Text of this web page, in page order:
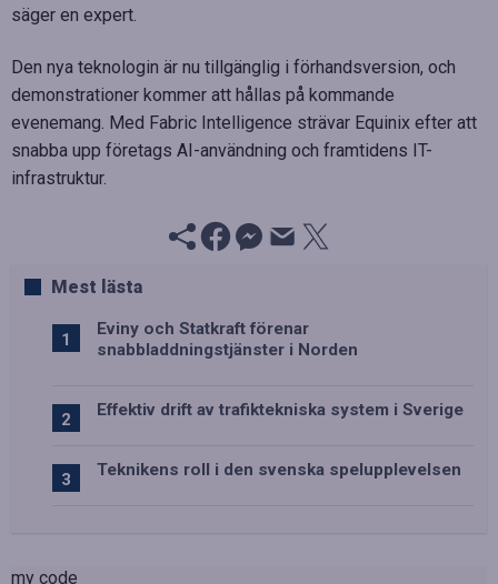
säger en expert.
Den nya teknologin är nu tillgänglig i förhandsversion, och
demonstrationer kommer att hållas på kommande
evenemang. Med Fabric Intelligence strävar Equinix efter att
snabba upp företags AI-användning och framtidens IT-
infrastruktur.
Mest lästa
Eviny och Statkraft förenar
snabbladdningstjänster i Norden
Effektiv drift av trafiktekniska system i Sverige
Teknikens roll i den svenska spelupplevelsen
my code